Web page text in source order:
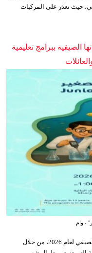
حيث تعذر على المركبات
الصيفية ببرامج تعليمية
- وام
تواصل هيئة الشارقة للمتاحف تنفيذ برنامجها الصيفي لعام 2026، من خلال